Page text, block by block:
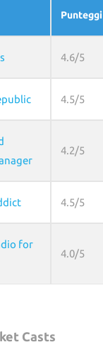
Punteggi
4.6/5
4.5/5
4.2/5
4.5/5
for
4.0/5
Casts